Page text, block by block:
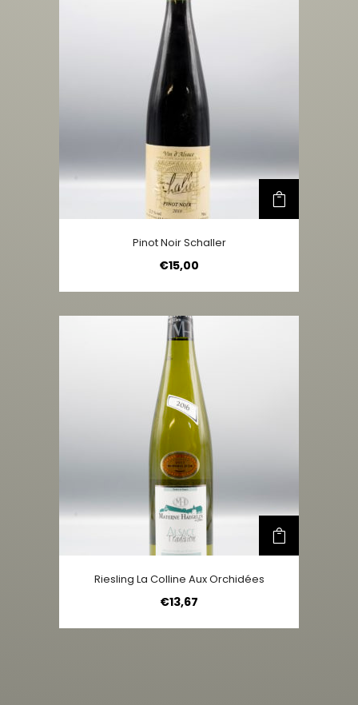
Pinot Noir Schaller
€15,00
Riesling La Colline Aux Orchidées
€13,67